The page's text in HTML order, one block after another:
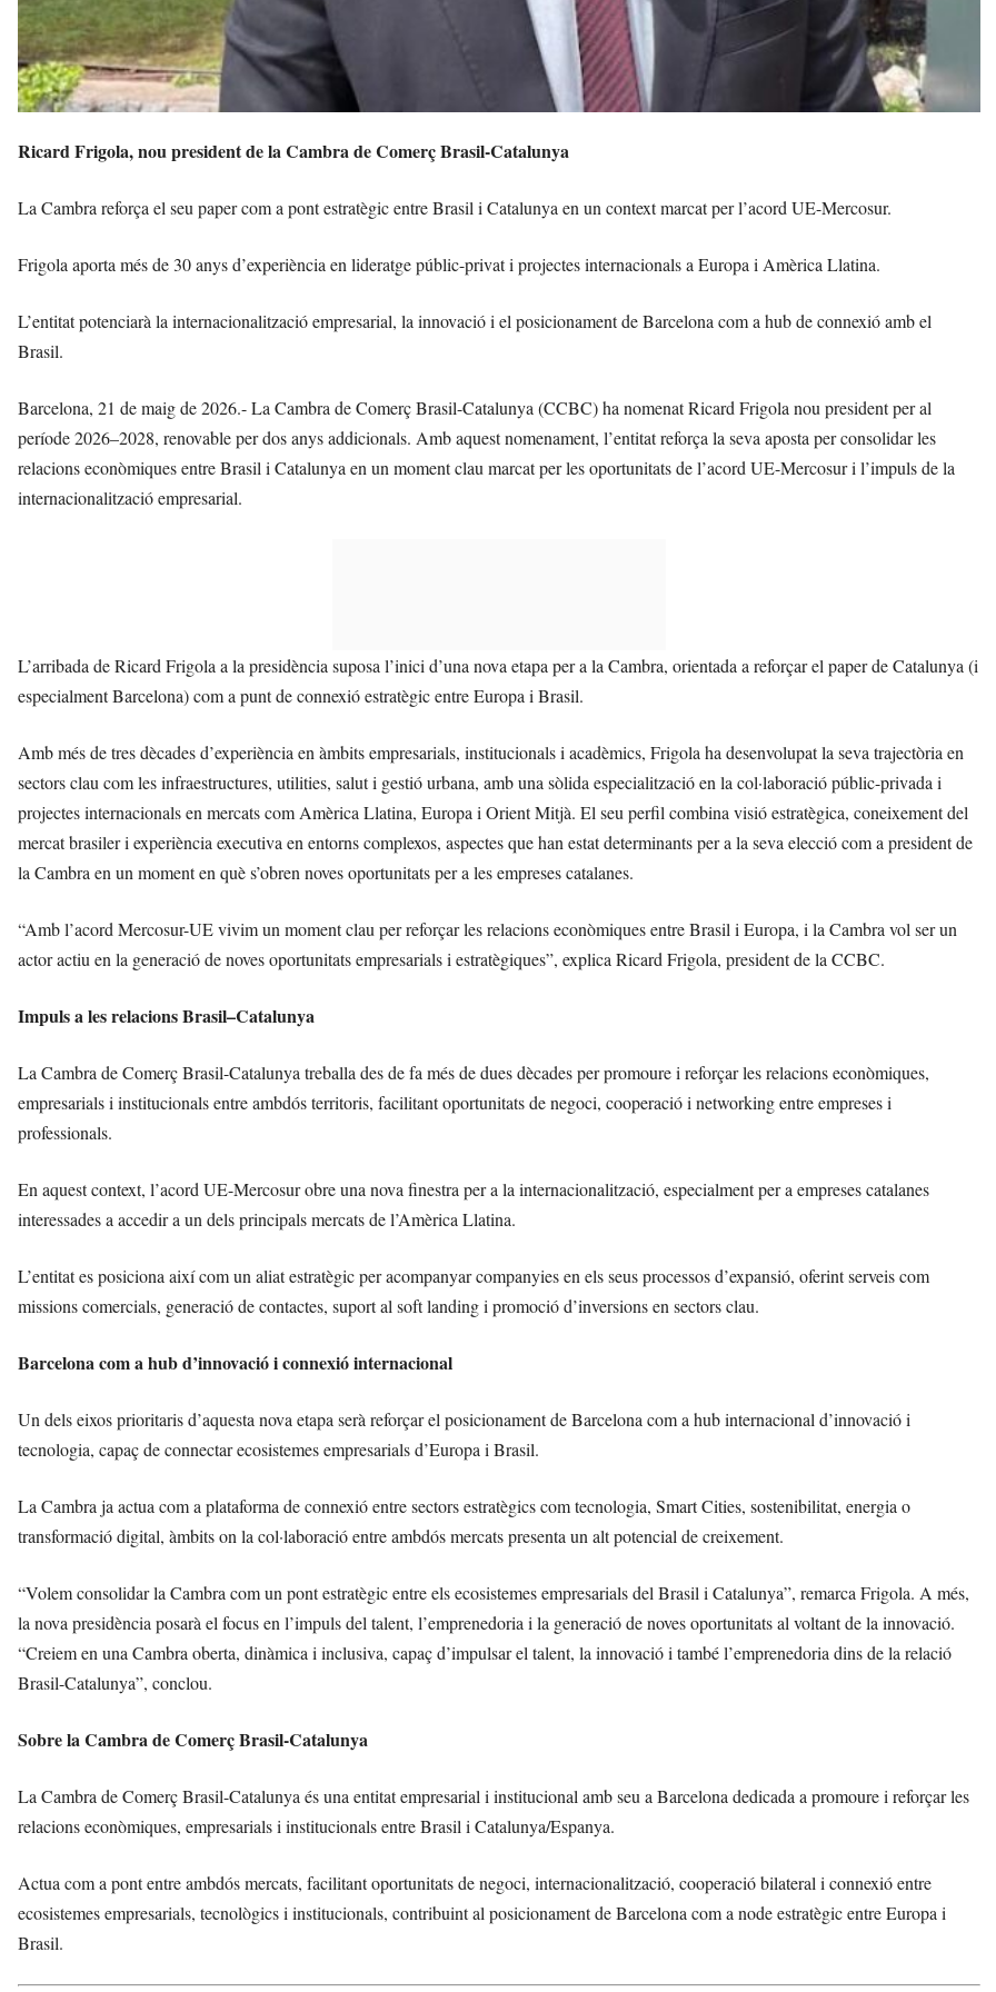
Ricard Frigola, nou president de la Cambra de Comerç Brasil-Catalunya
La Cambra reforça el seu paper com a pont estratègic entre Brasil i Catalunya en un context marcat per l’acord UE-Mercosur.
Frigola aporta més de 30 anys d’experiència en lideratge públic-privat i projectes internacionals a Europa i Amèrica Llatina.
L’entitat potenciarà la internacionalització empresarial, la innovació i el posicionament de Barcelona com a hub de connexió amb el
Brasil.
Barcelona, 21 de maig de 2026.- La Cambra de Comerç Brasil-Catalunya (CCBC) ha nomenat Ricard Frigola nou president per al
període 2026–2028, renovable per dos anys addicionals. Amb aquest nomenament, l’entitat reforça la seva aposta per consolidar les
relacions econòmiques entre Brasil i Catalunya en un moment clau marcat per les oportunitats de l’acord UE-Mercosur i l’impuls de la
internacionalització empresarial.
L’arribada de Ricard Frigola a la presidència suposa l’inici d’una nova etapa per a la Cambra, orientada a reforçar el paper de Catalunya (i
especialment Barcelona) com a punt de connexió estratègic entre Europa i Brasil.
Amb més de tres dècades d’experiència en àmbits empresarials, institucionals i acadèmics, Frigola ha desenvolupat la seva trajectòria en
sectors clau com les infraestructures, utilities, salut i gestió urbana, amb una sòlida especialització en la col·laboració públic-privada i
projectes internacionals en mercats com Amèrica Llatina, Europa i Orient Mitjà. El seu perfil combina visió estratègica, coneixement del
mercat brasiler i experiència executiva en entorns complexos, aspectes que han estat determinants per a la seva elecció com a president de
la Cambra en un moment en què s’obren noves oportunitats per a les empreses catalanes.
“Amb l’acord Mercosur-UE vivim un moment clau per reforçar les relacions econòmiques entre Brasil i Europa, i la Cambra vol ser un
actor actiu en la generació de noves oportunitats empresarials i estratègiques”, explica Ricard Frigola, president de la CCBC.
Impuls a les relacions Brasil–Catalunya
La Cambra de Comerç Brasil-Catalunya treballa des de fa més de dues dècades per promoure i reforçar les relacions econòmiques,
empresarials i institucionals entre ambdós territoris, facilitant oportunitats de negoci, cooperació i networking entre empreses i
professionals.
En aquest context, l’acord UE-Mercosur obre una nova finestra per a la internacionalització, especialment per a empreses catalanes
interessades a accedir a un dels principals mercats de l’Amèrica Llatina.
L’entitat es posiciona així com un aliat estratègic per acompanyar companyies en els seus processos d’expansió, oferint serveis com
missions comercials, generació de contactes, suport al soft landing i promoció d’inversions en sectors clau.
Barcelona com a hub d’innovació i connexió internacional
Un dels eixos prioritaris d’aquesta nova etapa serà reforçar el posicionament de Barcelona com a hub internacional d’innovació i
tecnologia, capaç de connectar ecosistemes empresarials d’Europa i Brasil.
La Cambra ja actua com a plataforma de connexió entre sectors estratègics com tecnologia, Smart Cities, sostenibilitat, energia o
transformació digital, àmbits on la col·laboració entre ambdós mercats presenta un alt potencial de creixement.
“Volem consolidar la Cambra com un pont estratègic entre els ecosistemes empresarials del Brasil i Catalunya”, remarca Frigola. A més,
la nova presidència posarà el focus en l’impuls del talent, l’emprenedoria i la generació de noves oportunitats al voltant de la innovació.
“Creiem en una Cambra oberta, dinàmica i inclusiva, capaç d’impulsar el talent, la innovació i també l’emprenedoria dins de la relació
Brasil-Catalunya”, conclou.
Sobre la Cambra de Comerç Brasil-Catalunya
La Cambra de Comerç Brasil-Catalunya és una entitat empresarial i institucional amb seu a Barcelona dedicada a promoure i reforçar les
relacions econòmiques, empresarials i institucionals entre Brasil i Catalunya/Espanya.
Actua com a pont entre ambdós mercats, facilitant oportunitats de negoci, internacionalització, cooperació bilateral i connexió entre
ecosistemes empresarials, tecnològics i institucionals, contribuint al posicionament de Barcelona com a node estratègic entre Europa i
Brasil.